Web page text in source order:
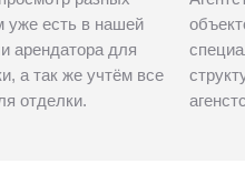
уже есть в нашей
арендатора для
а так же учтём все
отделки.